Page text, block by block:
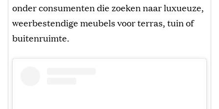
onder consumenten die zoeken naar luxueuze,
weerbestendige meubels voor terras, tuin of
buitenruimte.